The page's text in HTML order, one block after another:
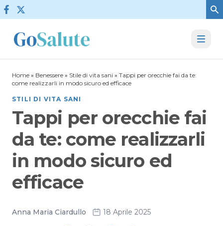
Vai al contenuto
Home » Benessere » Stile di vita sani » Tappi per orecchie fai da te:
come realizzarli in modo sicuro ed efficace
STILI DI VITA SANI
Tappi per orecchie fai
da te: come realizzarli
in modo sicuro ed
efficace
Anna Maria Ciardullo 18 Aprile 2025